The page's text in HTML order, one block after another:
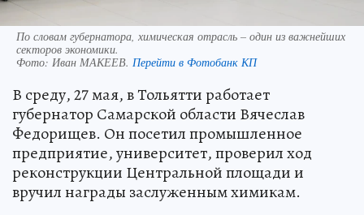
По словам губернатора, химическая отрасль – один из важнейших
секторов экономики.
Фото: Иван МАКЕЕВ. Перейти в Фотобанк КП
В среду, 27 мая, в Тольятти работает
губернатор Самарской области Вячеслав
Федорищев. Он посетил промышленное
предприятие, университет, проверил ход
реконструкции Центральной площади и
вручил награды заслуженным химикам.